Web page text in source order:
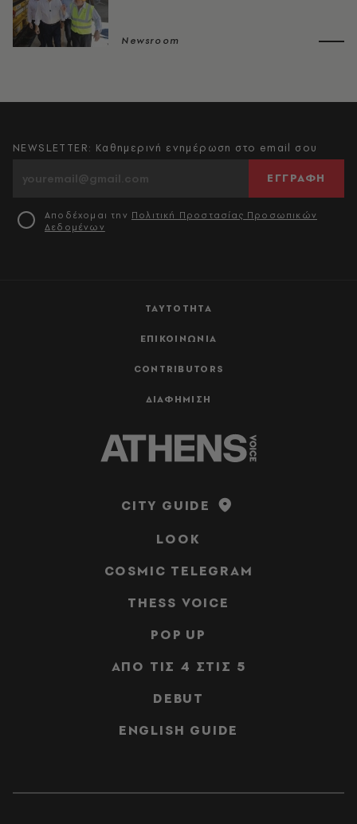
Newsroom
ΤΑΥΤΟΤΗΤΑ
ΕΠΙΚΟΙΝΩΝΙΑ
CONTRIBUTORS
ΔΙΑΦΗΜΙΣΗ
NEWSLETTER: Καθημερινή ενημέρωση στο email σου
ΕΓΓΡΑΦΗ
Αποδέχομαι την Πολιτική Προστασίας Προσωπικών
Δεδομένων
CITY GUIDE
LOOK
COSMIC TELEGRAM
THESS VOICE
POP UP
ΑΠΟ ΤΙΣ 4 ΣΤΙΣ 5
DEBUT
ENGLISH GUIDE